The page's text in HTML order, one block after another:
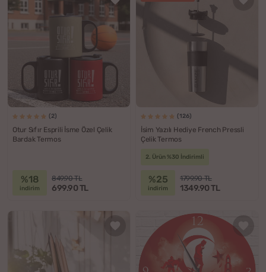
(2)
Otur Sıfır Esprili İsme Özel Çelik
Bardak Termos
%18
indirim
849.90 TL
699.90 TL
(126)
İsim Yazılı Hediye French Pressli
Çelik Termos
2. Ürün %30 İndirimli
%25
indirim
1799.90 TL
1349.90 TL